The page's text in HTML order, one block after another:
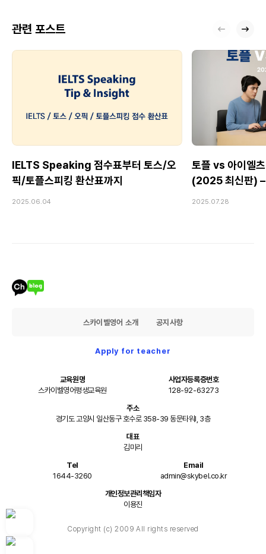
관련 포스트
IELTS Speaking 점수표부터 토스/오
픽/토플스피킹 환산표까지
2025.06.04
토플 vs 아이엘
(2025 최신판) –
2025.07.28
스카이벨영어 소개 공지사항
Apply for teacher
교육원명
스카이벨영어평생교육원
사업자등록증번호
128-92-63273
주소
경기도 고양시 일산동구 호수로 358-39 동문타워I, 3층
대표
김미리
Tel
1644-3260
Email
admin@skybel.co.kr
개인정보관리책임자
이용진
Copyright (c) 2009 All rights reserved